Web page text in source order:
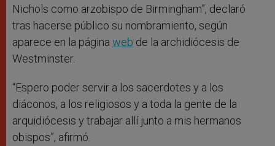
Nichols como arzobispo de Birmingham”, declaró
tras hacerse público su nombramiento, según
aparece en la página web de la archidiócesis de
Westminster.
“Espero poder servir a los sacerdotes y a los
diáconos, a los religiosos y a toda la gente de la
arquidiócesis y trabajar allí junto a mis hermanos
obispos”, afirmó.